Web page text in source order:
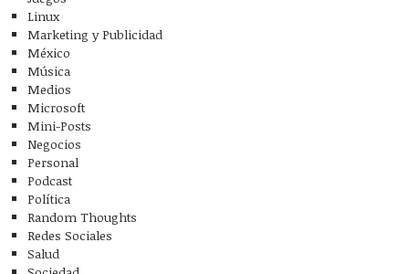
Linux
Marketing y Publicidad
México
Música
Medios
Microsoft
Mini-Posts
Negocios
Personal
Podcast
Política
Random Thoughts
Redes Sociales
Salud